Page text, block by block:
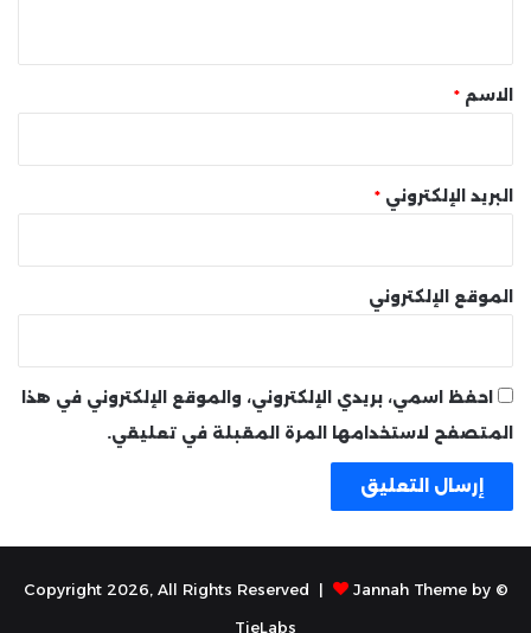
* الاسم *
البريد الإلكتروني *
الموقع الإلكتروني
احفظ اسمي، بريدي الإلكتروني، والموقع الإلكتروني في هذا
المتصفح لاستخدامها المرة المقبلة في تعليقي.
© Copyright 2026, All Rights Reserved |
Jannah Theme by
TieLabs